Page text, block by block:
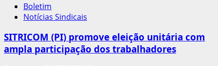
a
pagar
de
insalubridade
Boletim
Notícias Sindicais
SITRICOM (PI) promove eleição unitária com
ampla participação dos trabalhadores